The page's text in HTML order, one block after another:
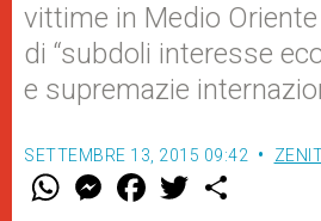
vittime in Medio
di “subdoli interesse
e supremazie
SETTEMBRE 13, 2015 09:42
W M
e
F
a w